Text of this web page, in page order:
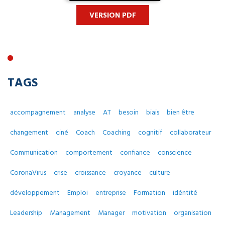
VERSION PDF
TAGS
accompagnement analyse AT besoin biais
bien être
changement
ciné Coach Coaching cognitif
collaborateur
Communication
comportement confiance
conscience
CoronaVirus
crise croissance croyance
culture
développement
Emploi entreprise Formation
idéntité
Leadership
Management Manager motivation
organisation